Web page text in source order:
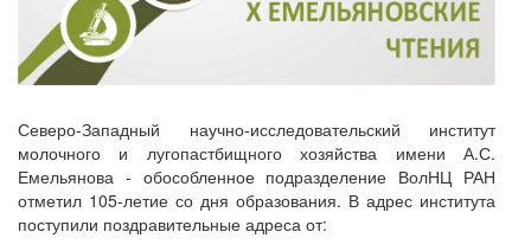
Северо-Западный научно-исследовательский институт
молочного и лугопастбищного хозяйства имени А.С.
Емельянова - обособленное подразделение ВолНЦ РАН
отметил 105-летие со дня образования. В адрес института
поступили поздравительные адреса от: